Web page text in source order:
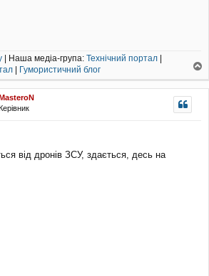
| Наша медіа-група: Технічний портал
Гумористичний блог
г
MasteroN
Керівник
від дронів ЗСУ, здається, десь на